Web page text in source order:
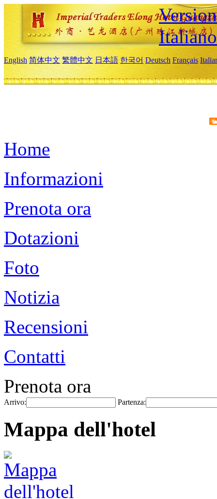
Italiano
English 简体中文 繁體中文 日本語 한국어 Deutsch Français
Home
Informazioni
Prenota ora
Dotazioni
Foto
Notizia
Recensioni
Contatti
Prenota ora
Arrivo: Partenza:
Mappa dell'hotel